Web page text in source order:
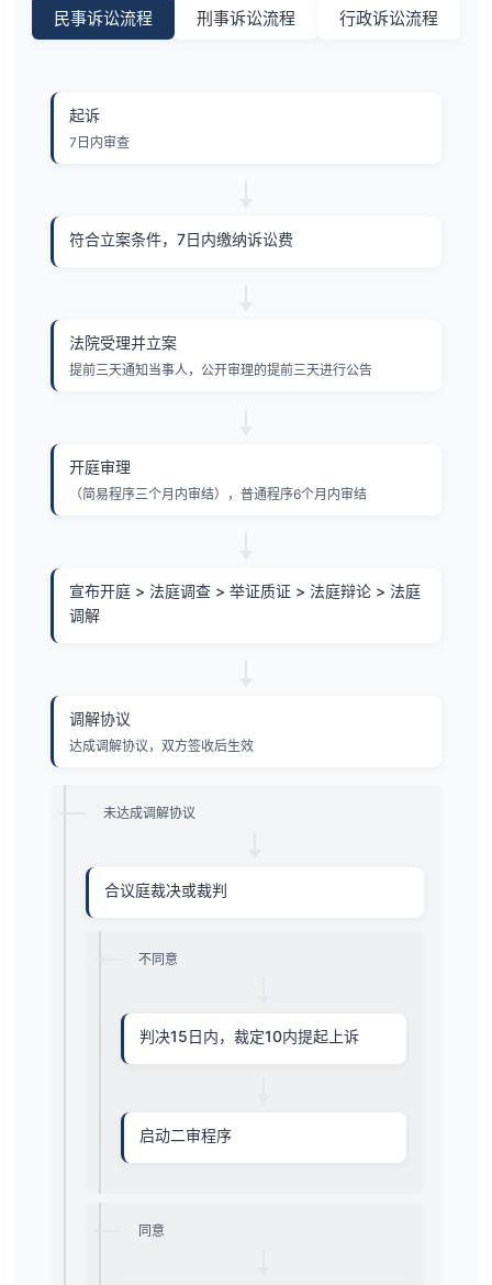
民事诉讼流程 刑事诉讼流程 行政诉讼流程
起诉
7日内审查
符合立案条件，7日内缴纳诉讼费
法院受理并立案
提前三天通知当事人，公开审理的提前三天进行公告
开庭审理
（简易程序三个月内审结），普通程序6个月内审结
宣布开庭 > 法庭调查 > 举证质证 > 法庭辩论 > 法庭
调解
调解协议
达成调解协议，双方签收后生效
未达成调解协议
合议庭裁决或裁判
不同意
判决15日内，裁定10内提起上诉
启动二审程序
同意